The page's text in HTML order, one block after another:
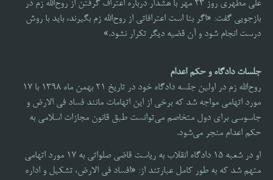
علی مطهری روز ۲۳ مهر با هشدار درباره اعتراف گرفتن از روح‌الله زم در
بازجویی گفت: «اگر بنا است اعترافاتی از روح‌الله زم بگیرند، باید با روش
درست انجام شود و آن قضیه دیگر تکرار نشود.»
جلسات دادگاه و حکم اعدام
روح‌الله زم در اولین جلسه دادگاه خود در تاریخ ۲۱ بهمن ماه 1398 با ۱۷
مورد اتهامی مواجه شد که برخی از این اتهامات مانند فساد فی الارض و
جاسوسی برای دول متخاصم می‌توانست طبق قانون مجازات اسلامی به
حکم اعدام منجر می‌شود.
او در شعبه ۱۵ دادگاه انقلاب به ریاست قاضی صلواتی به ۱۷ مورد اتهامی
متهم شد که به طور کامل عبارتند از: «افساد فی الارض، تشکیل و اداره